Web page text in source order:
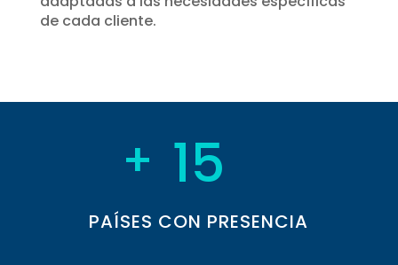
de cada cliente.
15
PAÍSES CON PRESENCIA